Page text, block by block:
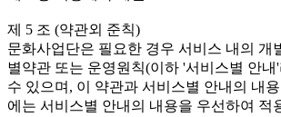
제 5 조 (약관외 준칙)
문화사업단은 필요한 경우 서비스 내의 개
별약관 또는 운영원칙(이하 '서비스별 안
수 있으며, 이 약관과 서비스별 안내의 내
에는 서비스별 안내의 내용을 우선하여 적